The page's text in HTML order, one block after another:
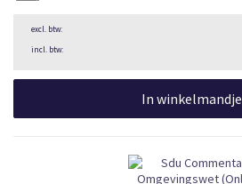
In winkelmandje